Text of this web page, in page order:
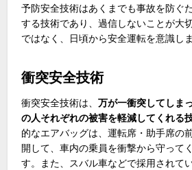
予防安全技術はあくまでも事故を防ぐ
する技術であり、過信しないことが大
ではなく、日頃から安全運転を意識し
衝突安全技術
衝突安全技術は、万が一衝突してしま
の人それぞれの被害を軽減してくれる
的なエアバッグは、運転席・助手席の
開して、車内の乗員を衝撃から守って
す。また、スバル車などで採用されて